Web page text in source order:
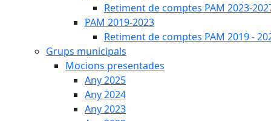
Retiment de comptes PAM 2023-
PAM 2019-2023
Retiment de comptes PAM 2019 -
Grups municipals
Mocions presentades
Any 2025
Any 2024
Any 2023